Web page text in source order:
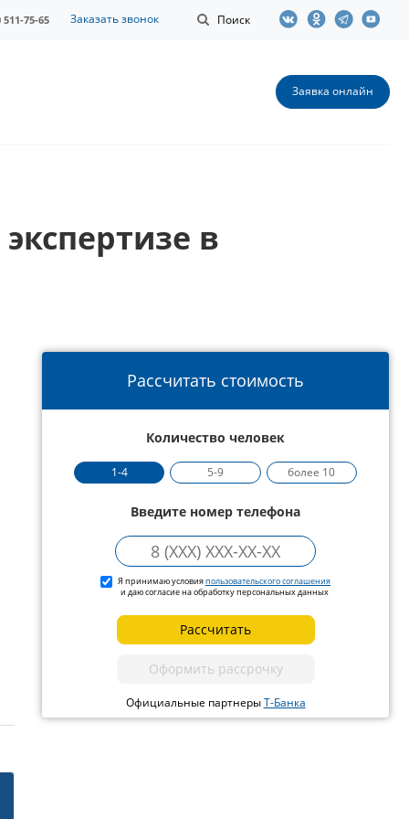
Поиск
511-75-65 Заказать звонок
Заявка онлайн
в
Рассчитать стоимость
Количество человек
1-4 5-9 более 10
Введите номер телефона
Я принимаю условияпользовательского соглашения
и даю согласие на обработку персональных данных
Рассчитать
Оформить рассрочку
Официальные партнерыТ-Банка